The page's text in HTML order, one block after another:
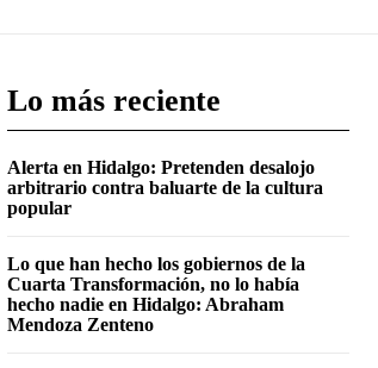
Lo más reciente
Alerta en Hidalgo: Pretenden desalojo
arbitrario contra baluarte de la cultura
popular
Lo que han hecho los gobiernos de la
Cuarta Transformación, no lo había
hecho nadie en Hidalgo: Abraham
Mendoza Zenteno